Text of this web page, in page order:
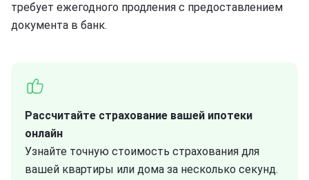
требует ежегодного продления с предоставлением
документа в банк.
Рассчитайте страхование вашей ипотеки
онлайн
Узнайте точную стоимость страхования для
вашей квартиры или дома за несколько секунд.